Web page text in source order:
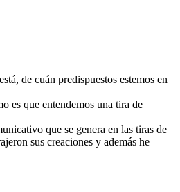
de cuán predispuestos estemos en
es que entendemos una tira de
que se genera en las tiras de
sus creaciones y además he